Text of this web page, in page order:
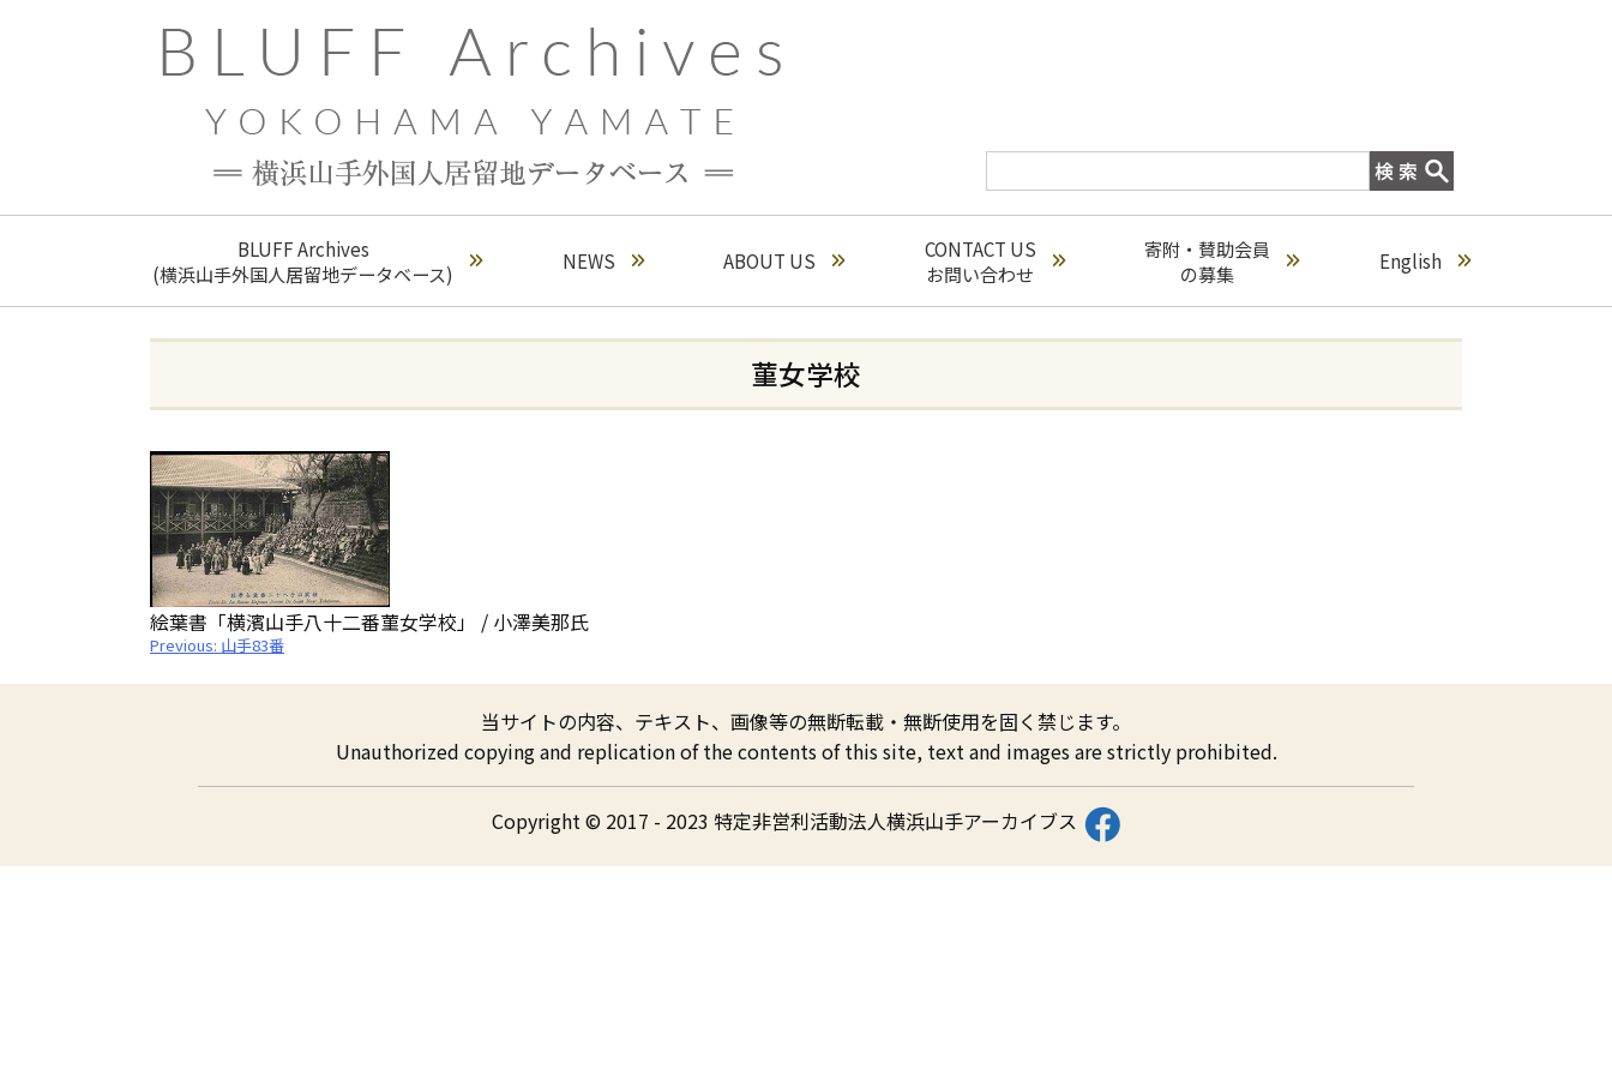
BLUFF Archives
(横浜山手外国人居留地データベース)
NEWS ABOUT US
CONTACT US
お問い合わせ
寄附・賛助会員
の募集
English
菫⼥学校
絵葉書「横濱山手八十二番菫女学校」 / 小澤美那氏
投
稿
ビ
Previous: 山手83番
当サイトの内容、テキスト、画像等の無断転載・無断使用を固く禁じます。
Unauthorized copying and replication of the contents of this site, text and images are strictly prohibited.
Copyright © 2017 - 2023 特定非営利活動法人横浜山手アーカイブス